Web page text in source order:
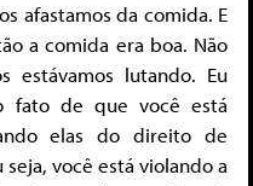
afastamos da comida. E
a comida era boa. Não
estávamos lutando. Eu
fato de que você está
elas do direito de
você está violando a